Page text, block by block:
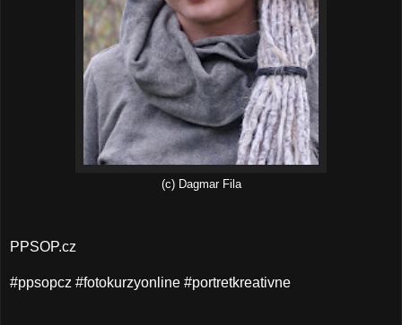
(c) Dagmar Fila
PPSOP.cz
#ppsopcz #fotokurzyonline #portretkreativne